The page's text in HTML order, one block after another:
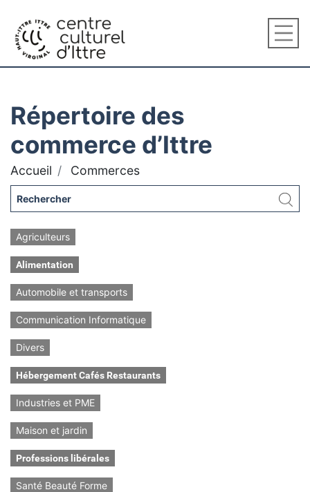
Répertoire des
commerce d’Ittre
Accueil Commerces
Agriculteurs
Alimentation
Automobile et transports
Communication Informatique
Divers
Hébergement Cafés Restaurants
Industries et PME
Maison et jardin
Professions libérales
Santé Beauté Forme